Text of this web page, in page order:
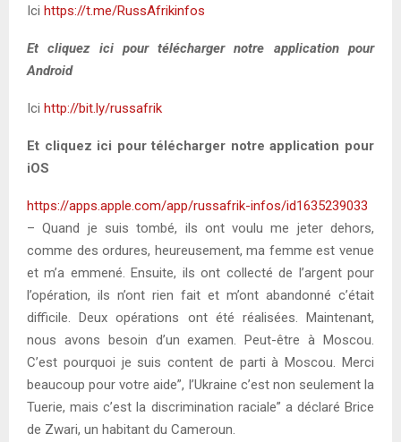
Ici https://t.me/RussAfrikinfos
Et cliquez ici pour télécharger notre application pour
Android
Ici http://bit.ly/russafrik
Et cliquez ici pour télécharger notre application pour
iOS
https://apps.apple.com/app/russafrik-infos/id1635239033
– Quand je suis tombé, ils ont voulu me jeter dehors,
comme des ordures, heureusement, ma femme est venue
et m’a emmené. Ensuite, ils ont collecté de l’argent pour
l’opération, ils n’ont rien fait et m’ont abandonné c’était
difficile. Deux opérations ont été réalisées. Maintenant,
nous avons besoin d’un examen. Peut-être à Moscou.
C’est pourquoi je suis content de parti à Moscou. Merci
beaucoup pour votre aide”, l’Ukraine c’est non seulement la
Tuerie, mais c’est la discrimination raciale” a déclaré Brice
de Zwari, un habitant du Cameroun.